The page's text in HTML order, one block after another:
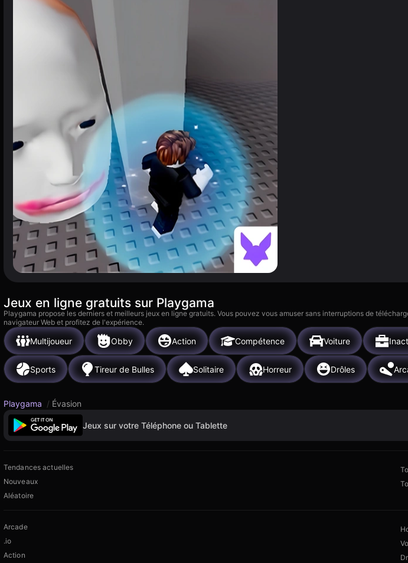
Jeux en ligne gratuits sur Playgama
Playgama propose les derniers et meilleurs jeux en ligne gratuits. Vous pouvez vous amuser sans interruptions de
navigateur Web et profitez de l'expérience.
Multijoueur Obby Action Compétence Voiture
Sports Tireur de Bulles Solitaire Horreur Drôles
Playgama / Évasion
Jeux sur votre Téléphone ou Tablette
Tendances actuelles
Nouveaux
Aléatoire
Arcade
.io
Action